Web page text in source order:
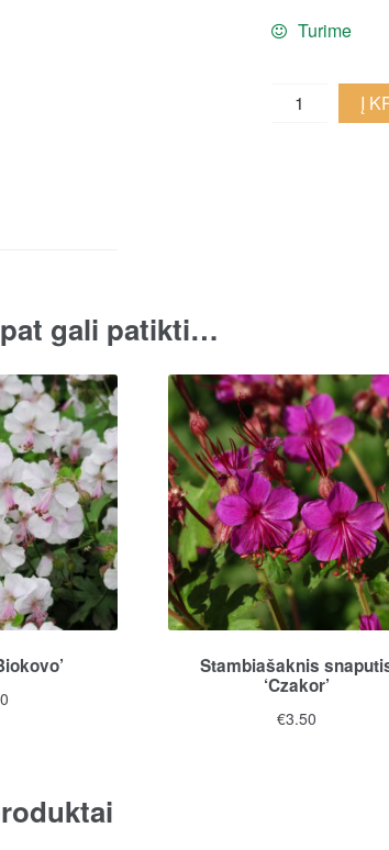
Turime
Renardo
snaputis
Į
gali patikti…
Stambiašaknis
‘Czakor’
€3.50